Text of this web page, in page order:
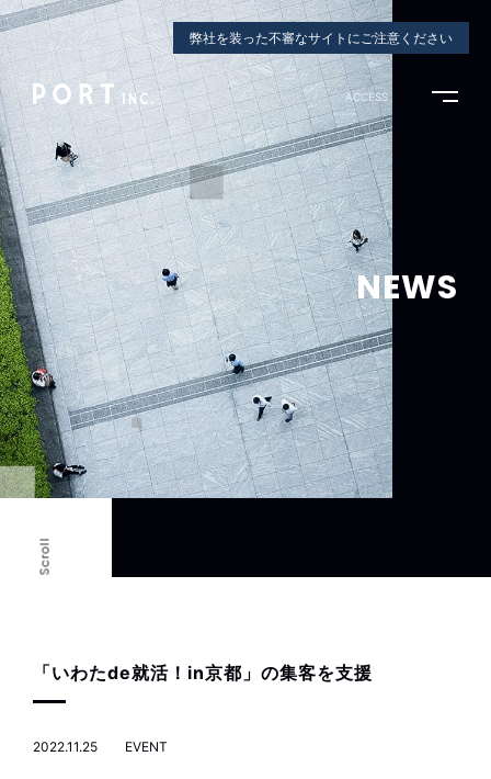
弊社を装った不審なサイトにご注意ください
ACCESS
NEWS
Scroll
「いわたde就活！in京都」の集客を支援
2022.11.25 EVENT